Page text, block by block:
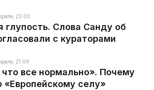
23:00
глупость. Слова Санду об
с кураторами
21:09
что все нормально». Почему
«Европейскому селу»